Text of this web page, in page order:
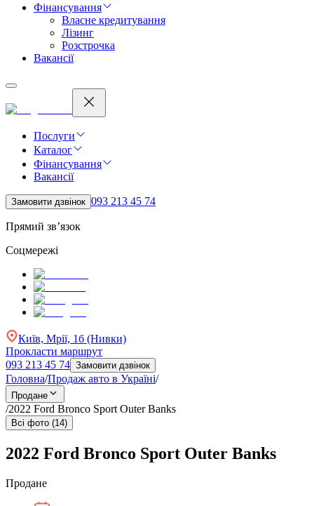
Фінансування
Власне кредитування
Лізинг
Розстрочка
Вакансії
Послуги
Каталог
Фінансування
Вакансії
Замовити дзвінок 093 213 45 74
Прямий зв’язок
Соцмережі
Київ, Мрії, 1б (Нивки)
Прокласти маршрут
093 213 45 74 Замовити дзвінок
Головна/Продаж авто в Україні/
Продане
/2022 Ford Bronco Sport Outer Banks
Всі фото (14)
2022 Ford Bronco Sport Outer Banks
Продане